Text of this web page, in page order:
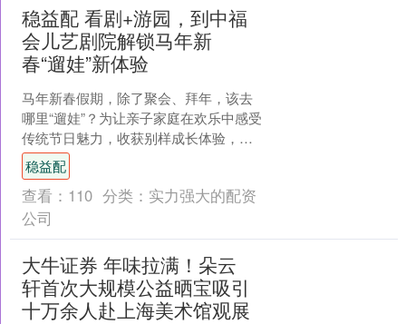
稳益配 看剧+游园，到中福
会儿艺剧院解锁马年新
春“遛娃”新体验
马年新春假期，除了聚会、拜年，该去
哪里“遛娃”？为让亲子家庭在欢乐中感受
传统节日魅力，收获别样成长体验，中
福会儿童艺术剧院精心打造马年新春系
列活动。除了《妈妈的....
稳益配
查看： 110 分类： 实力强大的配资
公司
大牛证券 年味拉满！朵云
轩首次大规模公益晒宝吸引
十万余人赴上海美术馆观展